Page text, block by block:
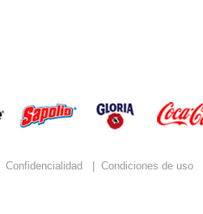
Confidencialidad Condiciones de uso